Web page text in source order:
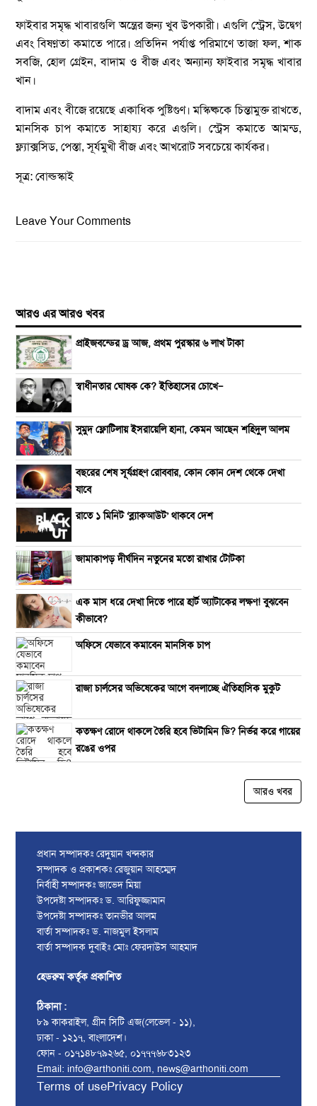
ফাইবার সমৃদ্ধ খাবারগুলি অন্ত্রের জন্য খুব উপকারী। এগুলি স্ট্রেস, উদ্বেগ
এবং বিষণ্নতা কমাতে পারে। প্রতিদিন পর্যাপ্ত পরিমাণে তাজা ফল, শাক
সবজি, হোল গ্রেইন, বাদাম ও বীজ এবং অন্যান্য ফাইবার সমৃদ্ধ খাবার
খান।
বাদাম এবং বীজে রয়েছে একাধিক পুষ্টিগুণ। মস্কিষ্ককে চিন্তামুক্ত রাখতে,
মানসিক চাপ কমাতে সাহায্য করে এগুলি। স্ট্রেস কমাতে আমন্ড,
ফ্ল্যাক্সসিড, পেস্তা, সূর্যমুখী বীজ এবং আখরোট সবচেয়ে কার্যকর।
সূত্র: বোল্ডস্কাই
Leave Your Comments
আরও এর আরও খবর
প্রাইজবন্ডের ড্র আজ, প্রথম পুরস্কার ৬ লাখ টাকা
স্বাধীনতার ঘোষক কে? ইতিহাসের চোখে—
সুমুদ ফ্লোটিলায় ইসরায়েলি হানা, কেমন আছেন শহিদুল আলম
বছরের শেষ সূর্যগ্রহণ রোববার, কোন কোন দেশ থেকে দেখা
যাবে
রাতে ১ মিনিট ‘ব্ল্যাকআউট’ থাকবে দেশ
জামাকাপড় দীর্ঘদিন নতুনের মতো রাখার টোটকা
এক মাস ধরে দেখা দিতে পারে হার্ট অ্যাটাকের লক্ষণ! বুঝবেন
কীভাবে?
অফিসে যেভাবে কমাবেন মানসিক চাপ
রাজা চার্লসের অভিষেকের আগে বদলাচ্ছে ঐতিহাসিক মুকুট
কতক্ষণ রোদে থাকলে তৈরি হবে ভিটামিন ডি? নির্ভর করে গায়ের
রঙের ওপর
আরও খবর
প্রধান সম্পাদকঃ রেদুয়ান খন্দকার
সম্পাদক ও প্রকাশকঃ রেজুয়ান আহম্মেদ
নির্বাহী সম্পাদকঃ জাভেদ মিয়া
উপদেষ্টা সম্পাদকঃ ড. আরিফুজ্জামান
উপদেষ্টা সম্পাদকঃ তানভীর আলম
বার্তা সম্পাদকঃ ড. নাজমুল ইসলাম
বার্তা সম্পাদক দুবাইঃ মোঃ ফেরদাউস আহমাদ
হেডরুম কর্তৃক প্রকাশিত
ঠিকানা :
৮৯ কাকরাইল, গ্রীন সিটি এজ(লেভেল - ১১),
ঢাকা - ১২১৭, বাংলাদেশ।
ফোন - ০১৭১৪৮৭৯২৬৫, ০১৭৭৭৬৮৩১২৩
Email: info@arthoniti.com, news@arthoniti.com
Terms of usePrivacy Policy